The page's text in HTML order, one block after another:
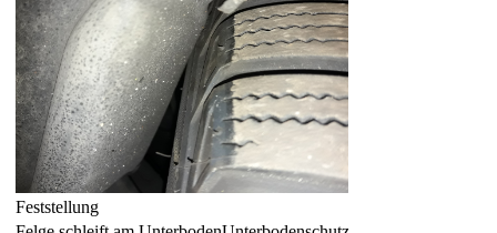
Feststellung